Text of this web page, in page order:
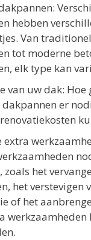
hebben
Van
tot moderne
elk type kan
van uw dak:
dakpannen er
extra
zoals het
het verstevigen
of het